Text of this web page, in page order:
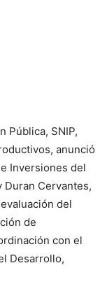
Pública, SNIP,
anunció
Inversiones del
Duran Cervantes,
del
de
con el
Desarrollo,